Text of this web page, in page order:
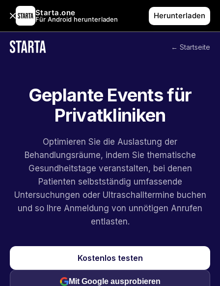
Starta.one
Für Android herunterladen Herunterladen
← Startseite
Geplante Events für
Privatkliniken
Optimieren Sie die Auslastung der
Behandlungsräume, indem Sie thematische
Gesundheitstage veranstalten, bei denen
Patienten selbstständig umfassende
Untersuchungen oder Ultraschalltermine buchen
und so Ihre Anmeldung von unnötigen Anrufen
entlasten.
Kostenlos testen
Mit Google ausprobieren